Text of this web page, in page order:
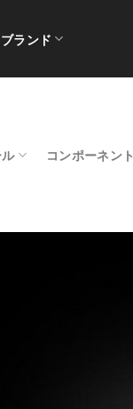
ブランド
コンポーネント